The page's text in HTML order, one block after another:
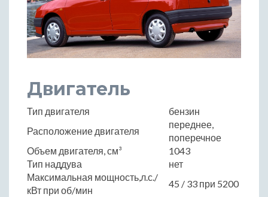
Двигатель
Тип двигателя
бензин
Расположение двигателя
переднее,
поперечное
Объем двигателя, см³
1043
Тип наддува
нет
Максимальная мощность,л.с./
кВт при об/мин
45 / 33 при 5200